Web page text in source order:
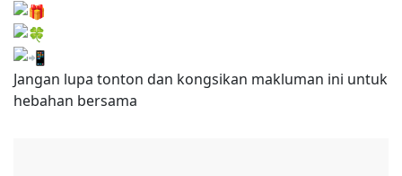
Jangan lupa tonton dan kongsikan makluman ini untuk
hebahan bersama